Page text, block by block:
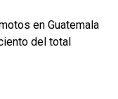
en Guatemala
del total